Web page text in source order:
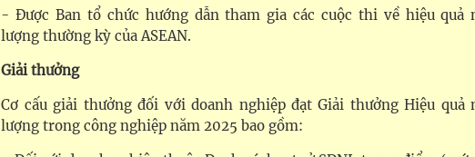
- Được Ban tổ chức hướng dẫn tham gia các cuộc thi về hiệu quả
lượng thường kỳ của ASEAN.
Giải thưởng
Cơ cấu giải thưởng đối với doanh nghiệp đạt Giải thưởng Hiệu quả
lượng trong công nghiệp năm 2025 bao gồm: